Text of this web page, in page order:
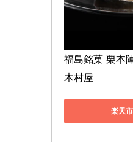
福島銘菓 栗本
木村屋
楽天